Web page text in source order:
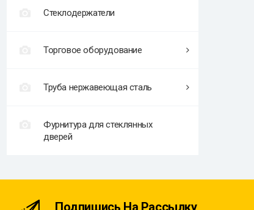
Стеклодержатели
Торговое оборудование
Труба нержавеющая сталь
Фурнитура для стеклянных
дверей
Подпишись На Рассылку